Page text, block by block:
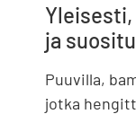
ja
Puuvilla,
jotka